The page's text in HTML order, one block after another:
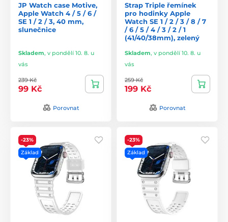
JP Watch case Motive,
Apple Watch 4 / 5 / 6 /
SE 1 / 2 / 3, 40 mm,
slunečnice
Skladem, v pondělí 10. 8. u
vás
239 Kč
99 Kč
Porovnat
Strap Triple řemínek
pro hodinky Apple
Watch SE 1 / 2 / 3 / 8 / 7
/ 6 / 5 / 4 / 3 / 2 / 1
(41/40/38mm), zelený
Skladem, v pondělí 10. 8. u
vás
259 Kč
199 Kč
Porovnat
-23%
Základ
-23%
Základ